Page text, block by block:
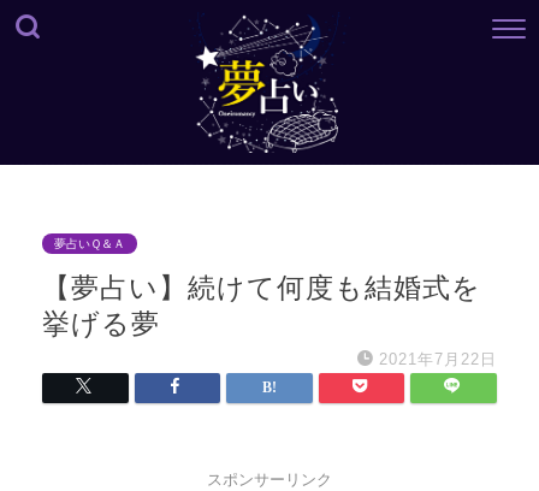
夢占いＱ＆Ａ
【夢占い】続けて何度も結婚式を
挙げる夢
2021年7月22日
スポンサーリンク